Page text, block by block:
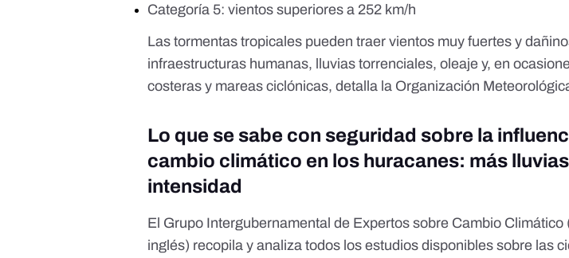
Categoría 5: vientos superiores a 252 km/h
Las tormentas tropicales pueden traer vientos muy fuertes y
infraestructuras humanas, lluvias torrenciales, oleaje y, en
costeras y mareas ciclónicas,detalla la Organización
Lo que se sabe con seguridad sobre la
cambio climático en los huracanes: más
intensidad
El Grupo Intergubernamental de Expertos sobre Cambio Climático
inglés) recopila y analiza todos los estudios disponibles sobre las